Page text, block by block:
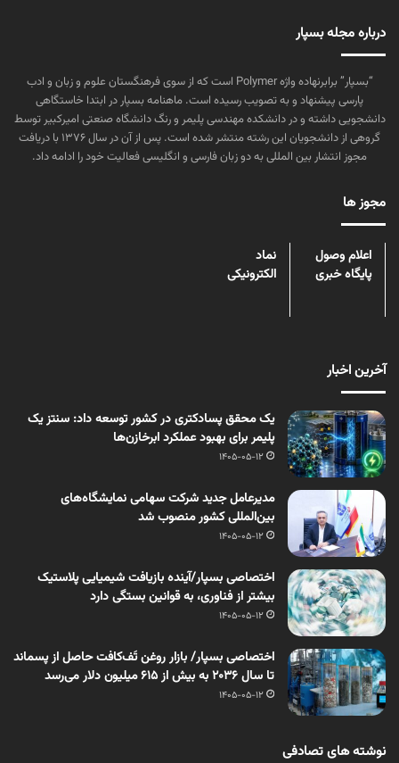
درباره مجله بسپار
“بسپار” برابرنهاده واژه Polymer است که از سوی فرهنگستان علوم و زبان و ادب
پارسی پیشنهاد و به تصویب رسیده است. ماهنامه بسپار در ابتدا خاستگاهی
دانشجویی داشته و در دانشکده مهندسی پلیمر و رنگ دانشگاه صنعتی امیرکبیر توسط
گروهی از دانشجویان این رشته منتشر شده است. پس از آن در سال ۱۳۷۶ با دریافت
مجوز انتشار بین المللی به دو زبان فارسی و انگلیسی فعالیت خود را ادامه داد.
مجوز ها
اعلام وصول
پایگاه خبری
نماد
الکترونیکی
آخرین اخبار
یک محقق پسادکتری در کشور توسعه داد: سنتز یک
پلیمر برای بهبود عملکرد ابرخازن‌ها
1405-05-12
مدیرعامل جدید شرکت سهامی نمایشگاه‌های
بین‌المللی کشور منصوب شد
1405-05-12
اختصاصی بسپار/آینده بازیافت شیمیایی پلاستیک
بیشتر از فناوری، به قوانین بستگی دارد
1405-05-12
اختصاصی بسپار/ بازار روغن تَف‌کافت حاصل از پسماند
تا سال ۲۰۳۶ به بیش از ۶۱۵ میلیون دلار می‌رسد
1405-05-12
نوشته های تصادفی